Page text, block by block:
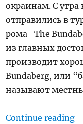
окраинам. С
отправились в
рома -The
из главных
производит
Bundaberg, или
называют
Continue reading